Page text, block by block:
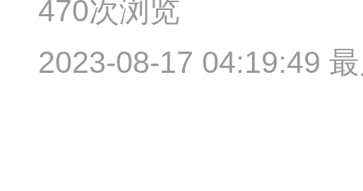
470次浏览
2023-08-17 04:19:49